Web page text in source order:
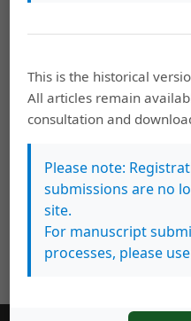
This is the historical
All articles remain
consultation and
Please note:
submissions are no
site.
For manuscript
processes, please